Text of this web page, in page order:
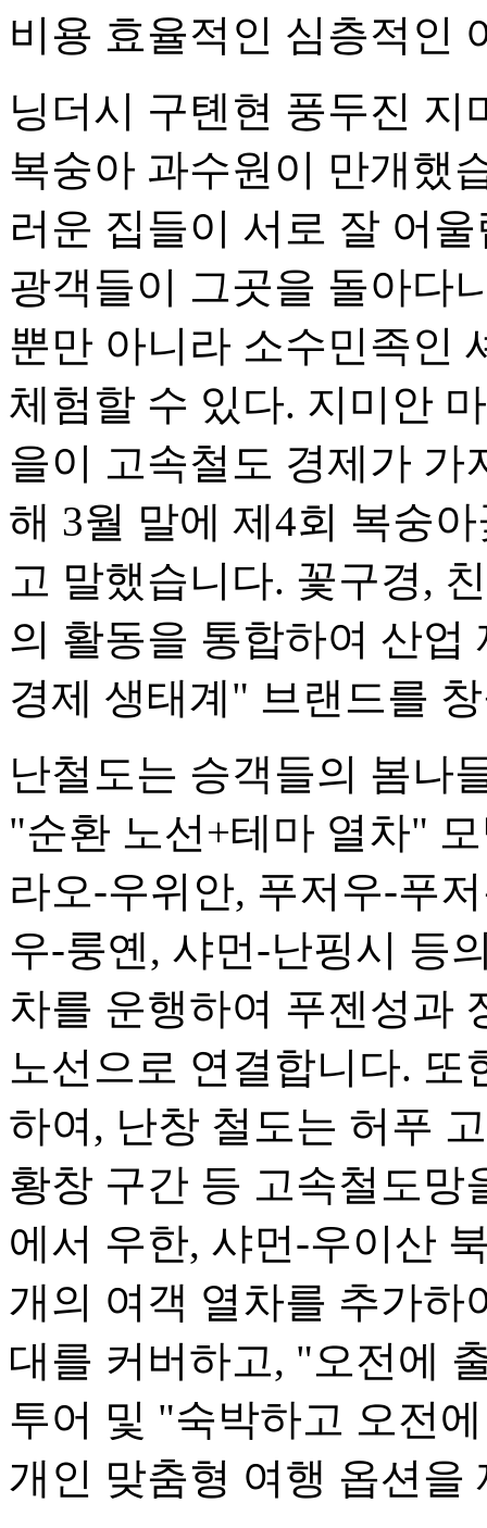
비용 효율적인 심층적인
닝더시 구톈현 풍두진
복숭아 과수원이 만개했
러운 집들이 서로 잘 어
광객들이 그곳을 돌아다
뿐만 아니라 소수민족인
체험할 수 있다. 지미안
을이 고속철도 경제가 가
해 3월 말에 제4회 복숭
고 말했습니다. 꽃구경,
의 활동을 통합하여 산
경제 생태계" 브랜드를
난철도는 승객들의 봄나
"순환 노선+테마 열차"
라오-우위안, 푸저우-푸
우-룽옌, 샤먼-난핑시 등
차를 운행하여 푸젠성과
노선으로 연결합니다.
하여, 난창 철도는 허푸
황창 구간 등 고속철도망
에서 우한, 샤먼-우이산
개의 여객 열차를 추가하
대를 커버하고, "오전에
투어 및 "숙박하고 오전
개인 맞춤형 여행 옵션을